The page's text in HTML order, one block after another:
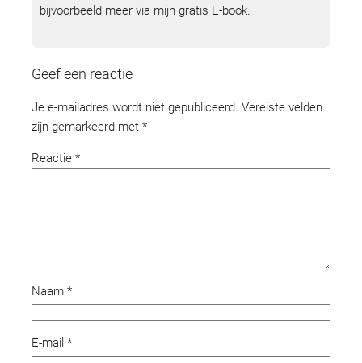
bijvoorbeeld meer via mijn gratis E-book.
Geef een reactie
Je e-mailadres wordt niet gepubliceerd. Vereiste velden
zijn gemarkeerd met *
Reactie *
Naam *
E-mail *